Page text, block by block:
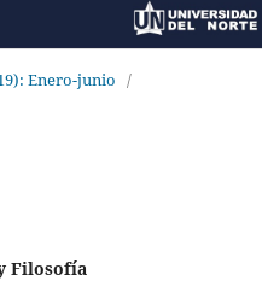
Enero-junio /
Filosofía